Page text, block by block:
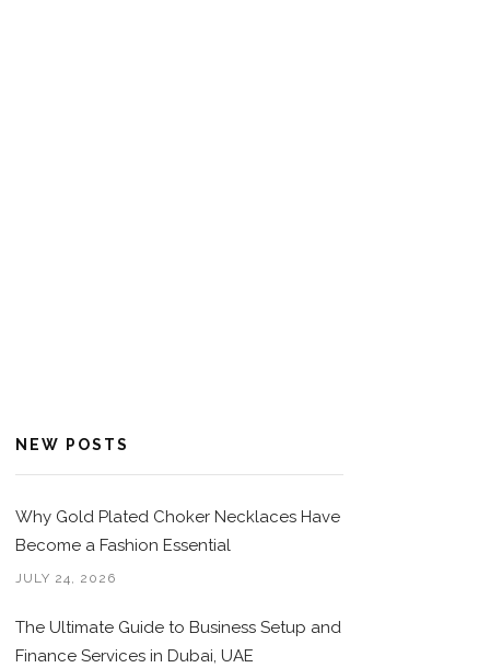
NEW POSTS
Why Gold Plated Choker Necklaces Have
Become a Fashion Essential
JULY 24, 2026
The Ultimate Guide to Business Setup and
Finance Services in Dubai, UAE